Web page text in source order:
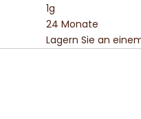
1g
24 Monate
Lagern Sie an